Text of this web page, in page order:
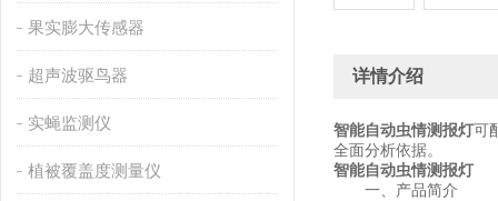
果实膨大传感器
超声波驱鸟器
实蝇监测仪
植被覆盖度测量仪
详情介绍
智能自动虫情测报灯可
全面分析依据。
智能自动虫情测报灯
一、产品简介